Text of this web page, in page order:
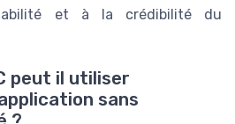
et à la crédibilité du
peut il utiliser
sans